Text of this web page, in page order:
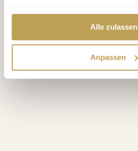
Alle zulassen
Anpassen